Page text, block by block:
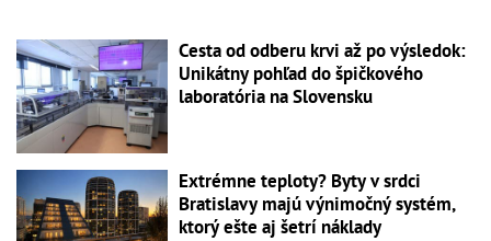
Cesta od odberu krvi až po výsledok:
Unikátny pohľad do špičkového
laboratória na Slovensku
Extrémne teploty? Byty v srdci
Bratislavy majú výnimočný systém,
ktorý ešte aj šetrí náklady